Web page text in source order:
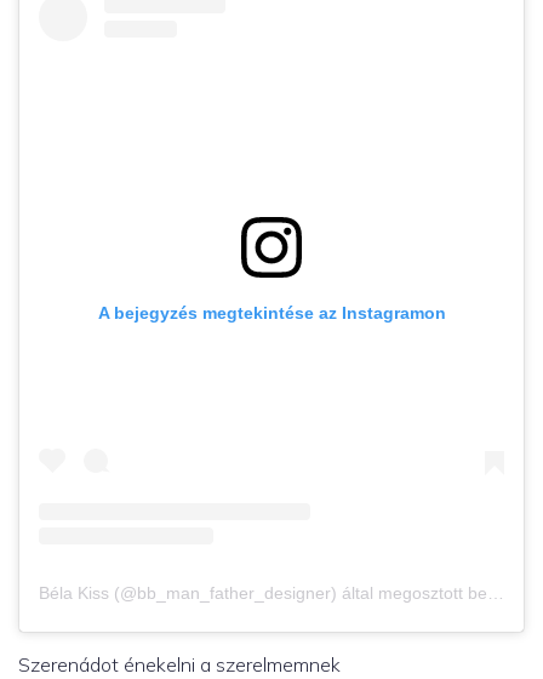
A bejegyzés megtekintése az Instagramon
Szerenádot énekelni a szerelmemnek